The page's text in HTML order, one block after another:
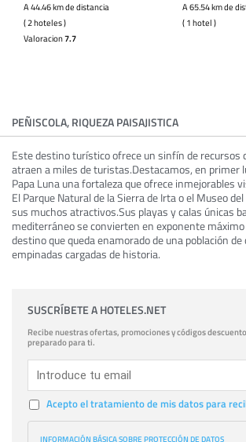
A 44.46 km de distancia
( 2 hoteles )
Valoracion7.7
A 65.54 km de
( 1 hotel )
PEÑISCOLA, RIQUEZA PAISAJISTICA
Este destino turístico ofrece un sinfín de recursos
atraen a miles de turistas.Destacamos, en primer
Papa Luna una fortaleza que ofrece inmejorables
El Parque Natural de la Sierra de Irta o el Museo
sus muchos atractivos.Sus playas y calas únicas
mediterráneo se convierten en exponente
destino que queda enamorado de una población
empinadas cargadas de historia.
SUSCRÍBETE A HOTELES.NET
Recibe nuestras ofertas, promociones y códigos
preparado para ti.
Acepto el tratamiento de mis datos para
INFORMACIÓN BÁSICA SOBRE PROTECCIÓN DE DATOS